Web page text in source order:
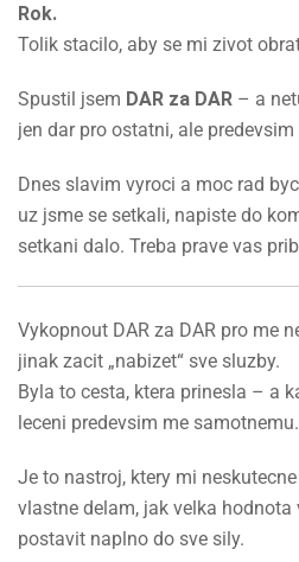
Rok.
Tolik stacilo, aby se mi zivot
Spustil jsem DAR za DAR – a
jen dar pro ostatni, ale
Dnes slavim vyroci a moc rad
uz jsme se setkali, napiste do
setkani dalo. Treba prave vas
Vykopnout DAR za DAR pro me
jinak zacit „nabizet“ sve sluzby.
Byla to cesta, ktera prinesla – a
leceni predevsim me samotnemu.
Je to nastroj, ktery mi
vlastne delam, jak velka hodnota
postavit naplno do sve sily.